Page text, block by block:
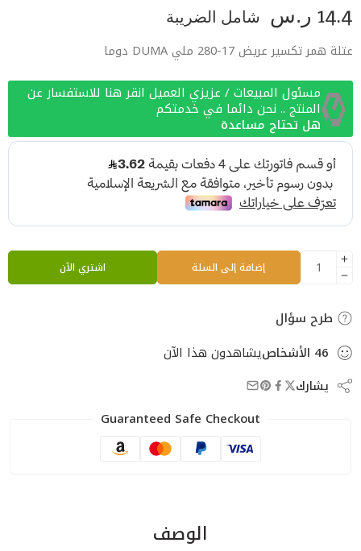
14.4 ر.س شامل الضريبة
عتلة همر تكسير عريض 17-280 ملي DUMA دوما
مسئول المبيعات / عزيزي العميل انقر هنا للاستفسار عن
المنتج .. نحن دائما في خدمتكم
هل تحتاج مساعدة
إضافة إلى السلة اشتري الآن
طرح سؤال
46 الأشخاصيشاهدون هذا الآن
يشارك
Guaranteed Safe Checkout
الوصف